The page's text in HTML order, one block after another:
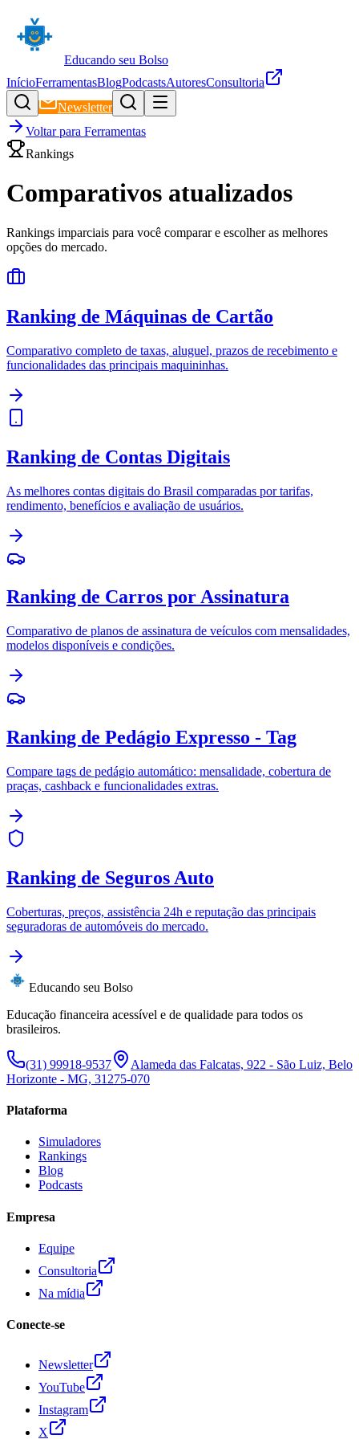
Educando seu Bolso
InícioFerramentasBlogPodcastsAutoresConsultoria
Newsletter
Voltar para Ferramentas
Rankings
Comparativos atualizados
Rankings imparciais para você comparar e escolher as melhores
opções do mercado.
Ranking de Máquinas de Cartão
Comparativo completo de taxas, aluguel, prazos de recebimento e
funcionalidades das principais maquininhas.
Ranking de Contas Digitais
As melhores contas digitais do Brasil comparadas por tarifas,
rendimento, benefícios e avaliação de usuários.
Ranking de Carros por Assinatura
Comparativo de planos de assinatura de veículos com mensalidades,
modelos disponíveis e condições.
Ranking de Pedágio Expresso - Tag
Compare tags de pedágio automático: mensalidade, cobertura de
praças, cashback e funcionalidades extras.
Ranking de Seguros Auto
Coberturas, preços, assistência 24h e reputação das principais
seguradoras de automóveis do mercado.
Educando seu Bolso
Educação financeira acessível e de qualidade para todos os
brasileiros.
(31) 99918-9537
Alameda das Falcatas, 922 - São Luiz, Belo
Horizonte - MG, 31275-070
Plataforma
Simuladores
Rankings
Blog
Podcasts
Empresa
Equipe
Consultoria
Na mídia
Conecte-se
Newsletter
YouTube
Instagram
X